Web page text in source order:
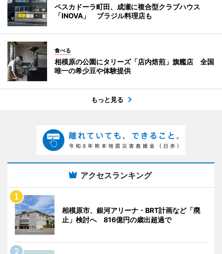
ペスカドーラ町田、成瀬に複合型クラブハウス
「INOVA」 ブラジル料理店も
食べる
相模原の公園にタリーズ「店内焙煎」旗艦店 全国
唯一の希少豆や体験提供
もっと見る
アクセスランキング
相模原市、銀河アリーナ・BRT計画など「廃
止」検討へ 816億円の歳出超過で